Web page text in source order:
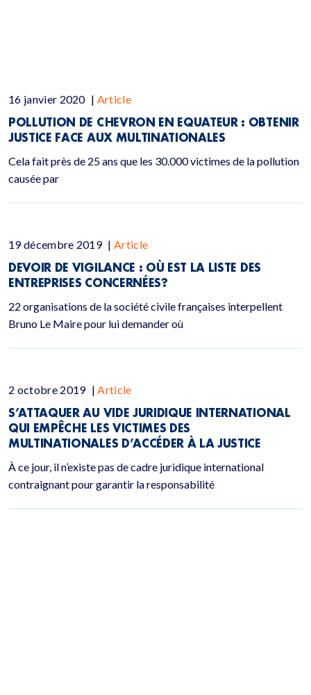
16 janvier 2020 | Article
POLLUTION DE CHEVRON EN EQUATEUR : OBTENIR
JUSTICE FACE AUX MULTINATIONALES
Cela fait près de 25 ans que les 30.000 victimes de la pollution
causée par
19 décembre 2019 | Article
DEVOIR DE VIGILANCE : OÙ EST LA LISTE DES
ENTREPRISES CONCERNÉES?
22 organisations de la société civile françaises interpellent
Bruno Le Maire pour lui demander où
2 octobre 2019 | Article
S’ATTAQUER AU VIDE JURIDIQUE INTERNATIONAL
QUI EMPÊCHE LES VICTIMES DES
MULTINATIONALES D’ACCÉDER À LA JUSTICE
À ce jour, il n’existe pas de cadre juridique international
contraignant pour garantir la responsabilité